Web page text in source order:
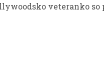
veteranko so